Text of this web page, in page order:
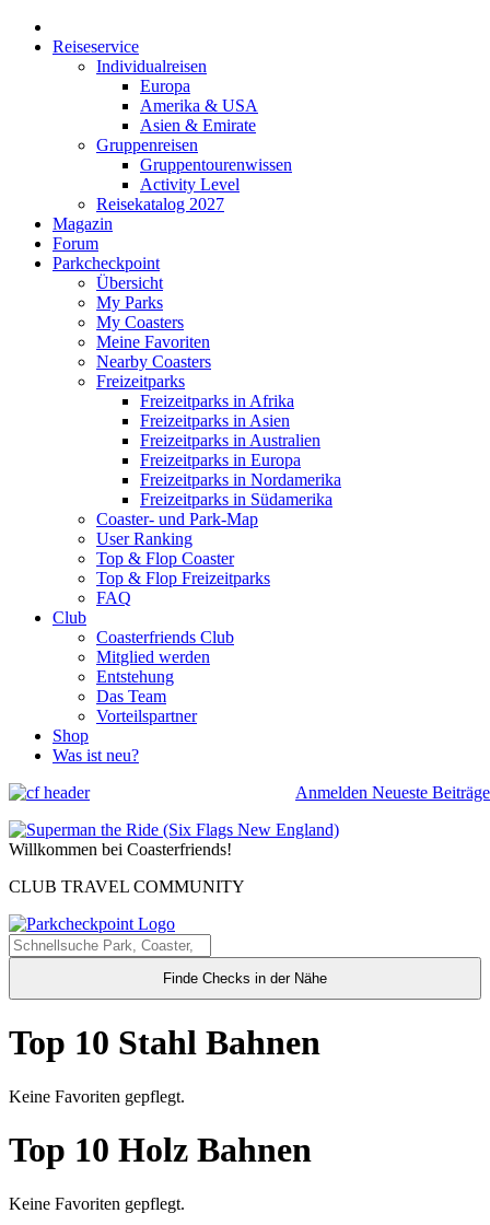
Reiseservice
Individualreisen
Europa
Amerika & USA
Asien & Emirate
Gruppenreisen
Gruppentourenwissen
Activity Level
Reisekatalog 2027
Magazin
Forum
Parkcheckpoint
Übersicht
My Parks
My Coasters
Meine Favoriten
Nearby Coasters
Freizeitparks
Freizeitparks in Afrika
Freizeitparks in Asien
Freizeitparks in Australien
Freizeitparks in Europa
Freizeitparks in Nordamerika
Freizeitparks in Südamerika
Coaster- und Park-Map
User Ranking
Top & Flop Coaster
Top & Flop Freizeitparks
FAQ
Club
Coasterfriends Club
Mitglied werden
Entstehung
Das Team
Vorteilspartner
Shop
Was ist neu?
Anmelden Neueste Beiträge
Willkommen bei Coasterfriends!
CLUB TRAVEL COMMUNITY
Finde Checks in der Nähe
Top 10 Stahl Bahnen
Keine Favoriten gepflegt.
Top 10 Holz Bahnen
Keine Favoriten gepflegt.